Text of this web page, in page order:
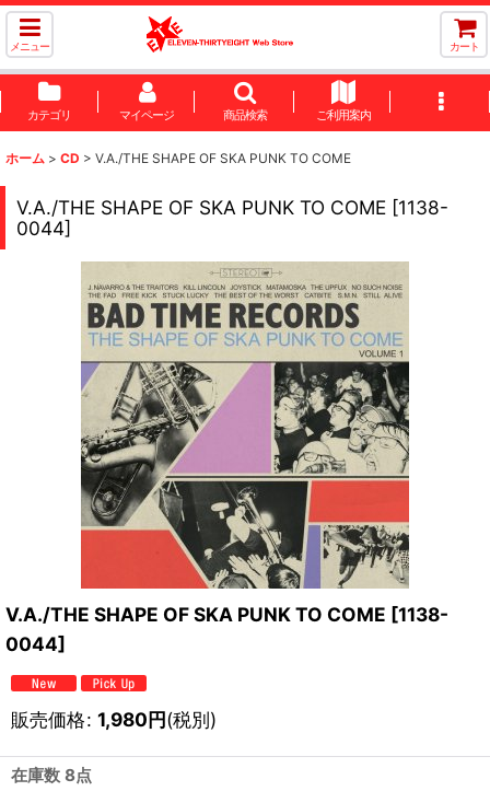
メニュー カート
カテゴリ マイページ 商品検索 ご利用案内
ホーム > CD > V.A./THE SHAPE OF SKA PUNK TO COME
V.A./THE SHAPE OF SKA PUNK TO COME [1138-
0044]
V.A./THE SHAPE OF SKA PUNK TO COME [1138-
0044]
販売価格: 1,980円(税別)
在庫数 8点